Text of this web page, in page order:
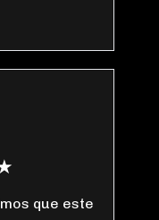
que este